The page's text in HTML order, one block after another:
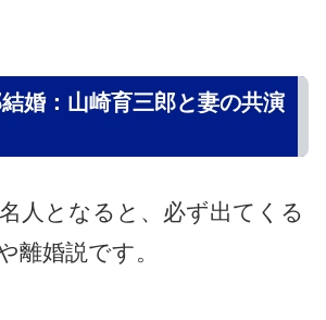
婚：山崎育三郎と妻の共演
人となると、必ず出てくる
離婚説です。